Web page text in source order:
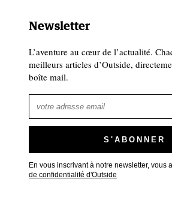
Newsletter
L’aventure au cœur de l’actualité.
meilleurs articles d’Outside,
boîte mail.
En vous inscrivant à notre newsletter, vous
de confidentialité d'Outside